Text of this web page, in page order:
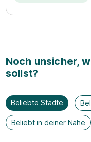
Noch unsicher,
sollst?
Beliebte Städte
Beliebt in deiner Nähe